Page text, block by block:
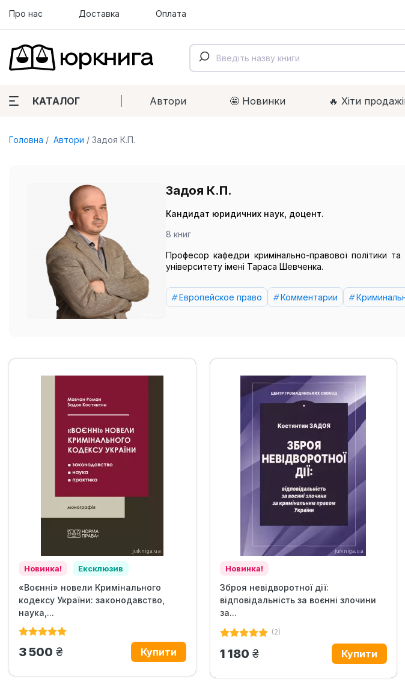
Про нас Доставка Оплата
КАТАЛОГ Автори 🤩 Новинки 🔥 Xіти
Головна Автори Задоя К.П.
Задоя К.П.
Кандидат юридичних наук, доцент.
8 книг
Професор кафедри кримінально-правової політики та
університету імені Тараса Шевченка.
Европейское право Комментарии
Новинка! Ексклюзив
«Воєнні» новели Кримінального
кодексу України: законодавство,
наука,...
3 500 грн.
Новинка!
Зброя невідворотної дії:
відповідальність за воєнні злочини
за...
(2)
1 180 грн.